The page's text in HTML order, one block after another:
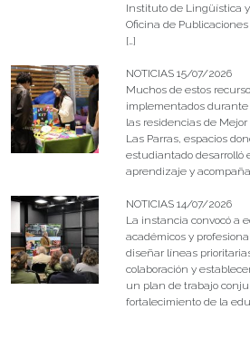
Instituto de Lingüística
Oficina de
[…]
NOTICIAS 15/07/2026
Muchos de estos
implementados
las residencias de
Las Parras, espacios
estudiantado desarrolló
aprendizaje y
NOTICIAS 14/07/2026
La instancia convocó a
académicos y
diseñar líneas
colaboración y
un plan de trabajo
fortalecimiento de la